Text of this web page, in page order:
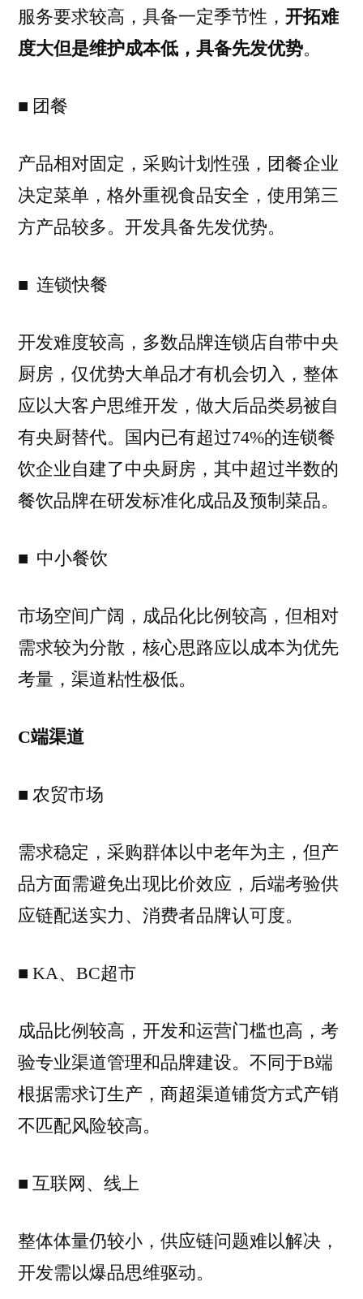
服务要求较高，具备一定季节性， 开拓难
度大但是维护成本低，具备先发优势。
■ 团餐
产品相对固定，采购计划性强，团餐企业
决定菜单，格外重视食品安全，使用第三
方产品较多。开发具备先发优势。
■ 连锁快餐
开发难度较高，多数品牌连锁店自带中央
厨房，仅优势大单品才有机会切入，整体
应以大客户思维开发，做大后品类易被自
有央厨替代。国内已有超过74%的连锁餐
饮企业自建了中央厨房，其中超过半数的
餐饮品牌在研发标准化成品及预制菜品。
■ 中小餐饮
市场空间广阔，成品化比例较高，但相对
需求较为分散，核心思路应以成本为优先
考量，渠道粘性极低。
C端渠道
■ 农贸市场
需求稳定，采购群体以中老年为主，但产
品方面需避免出现比价效应，后端考验供
应链配送实力、消费者品牌认可度。
■ KA、BC超市
成品比例较高，开发和运营门槛也高，考
验专业渠道管理和品牌建设。不同于B端
根据需求订生产，商超渠道铺货方式产销
不匹配风险较高。
■ 互联网、线上
整体体量仍较小，供应链问题难以解决，
开发需以爆品思维驱动。